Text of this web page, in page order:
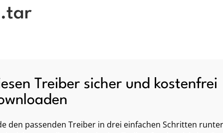
Treiber sicher und kostenfrei
den passenden Treiber in drei einfachen Schritten